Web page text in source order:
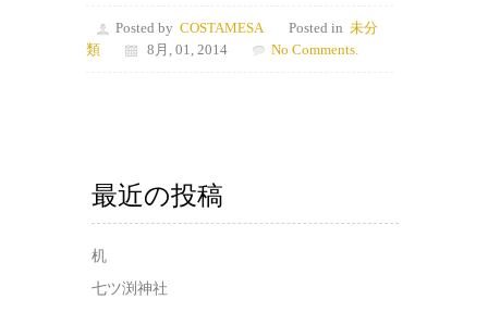
Posted by COSTAMESA Posted in 未分
類
8月, 01, 2014 No Comments.
最近の投稿
机
七ツ渕神社